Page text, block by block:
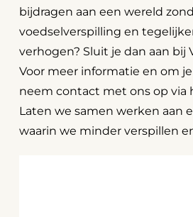
bijdragen aan een wereld
voedselverspilling en
verhogen? Sluit je dan aan bij
Voor meer informatie en om
neem contact met ons op via
Laten we samen werken aan
waarin we minder verspillen